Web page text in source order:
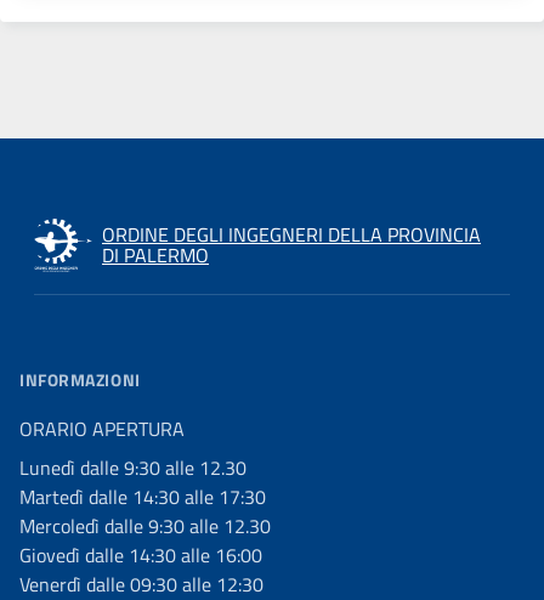
ORDINE DEGLI INGEGNERI DELLA PROVINCIA
DI PALERMO
INFORMAZIONI
ORARIO APERTURA
Lunedì dalle 9:30 alle 12.30
Martedì dalle 14:30 alle 17:30
Mercoledì dalle 9:30 alle 12.30
Giovedì dalle 14:30 alle 16:00
Venerdì dalle 09:30 alle 12:30